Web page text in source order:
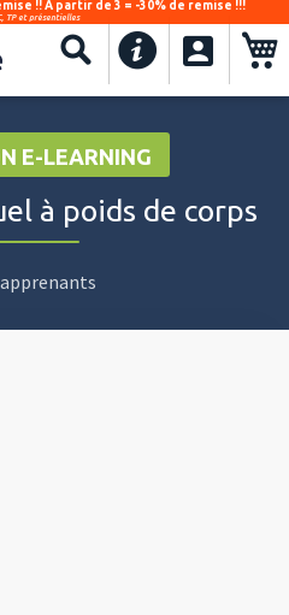
Recherche
!! À partir de 3 = -30% de remise !!!
TP et présentielles
.
E-LEARNING
à poids de corps